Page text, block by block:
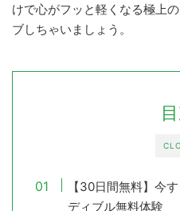
けで心がフッと軽くなる極上
ブしちゃいましょう。
【30日間無料】今
ディブル無料体験